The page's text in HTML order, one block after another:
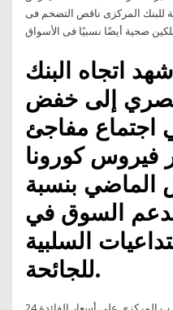
للبنك المركزى ناقص التضخم فى
2020 شهد اتجاه البنك
إلى خفض
اجتماع مفاجئ
فيروس كورونا
بنسبة
لدعم السوق في
السلبية
للجائحة.